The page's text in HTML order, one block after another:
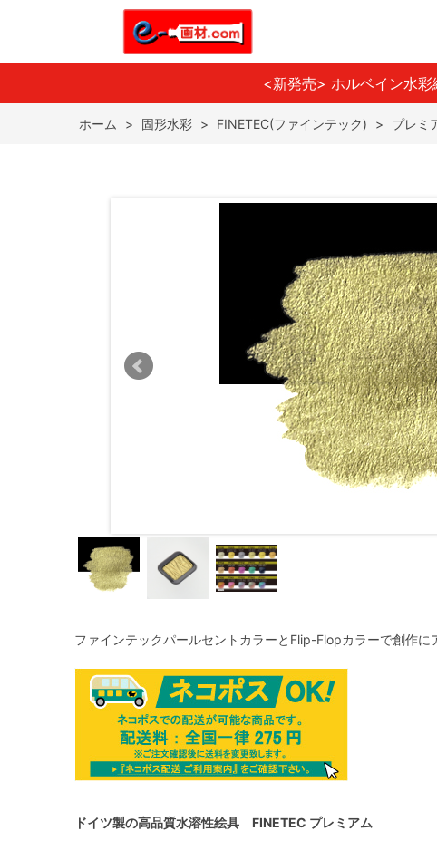
<新発売> ホルベイン水
ホーム > 固形水彩 > FINETEC(ファインテック) > プレミ
ファインテックパールセントカラーとFlip-Flopカラーで創作に
ドイツ製の高品質水溶性絵具 FINETEC プレミアム